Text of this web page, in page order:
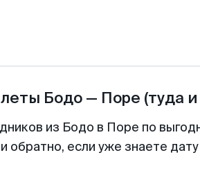
Бодо — Поре (туда
из Бодо в Поре по
обратно, если уже знаете